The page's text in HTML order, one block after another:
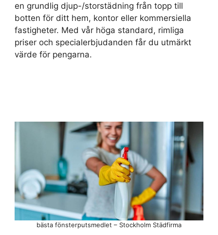
en grundlig djup-/storstädning från topp till
botten för ditt hem, kontor eller kommersiella
fastigheter. Med vår höga standard, rimliga
priser och specialerbjudanden får du utmärkt
värde för pengarna.
bästa fönsterputsmedlet – Stockholm Städfirma